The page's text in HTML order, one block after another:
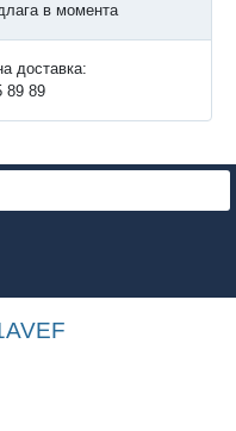
в момента
доставка:
89 89